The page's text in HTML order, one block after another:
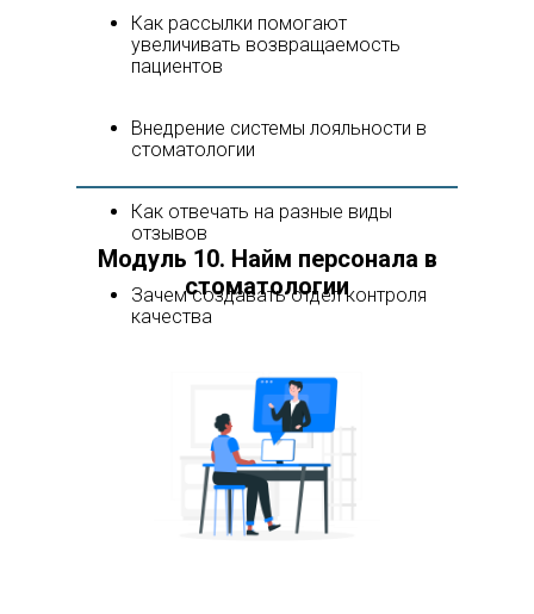
Как рассылки помогают
увеличивать возвращаемость
пациентов
Внедрение системы лояльности в
стоматологии
Как отвечать на разные виды
отзывов
Зачем создавать отдел контроля
качества
Модуль 10. Найм персонала в
стоматологии